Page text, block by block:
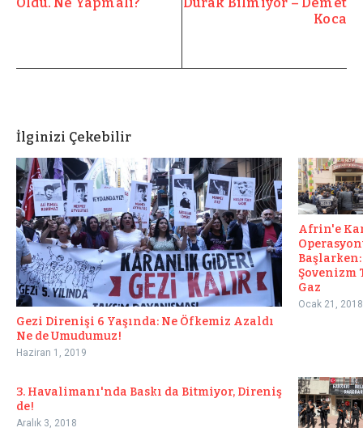
Oldu. Ne Yapmalı?
Durak Bilmiyor – Demet
Koca
İlginizi Çekebilir
Gezi Direnişi 6 Yaşında: Ne Öfkemiz Azaldı
Ne de Umudumuz!
Haziran 1, 2019
Afrin'e
Başlarken:
Şovenizm
Gaz
Ocak 21, 2018
3. Havalimanı'nda Baskı da Bitmiyor, Direniş
de!
Aralık 3, 2018